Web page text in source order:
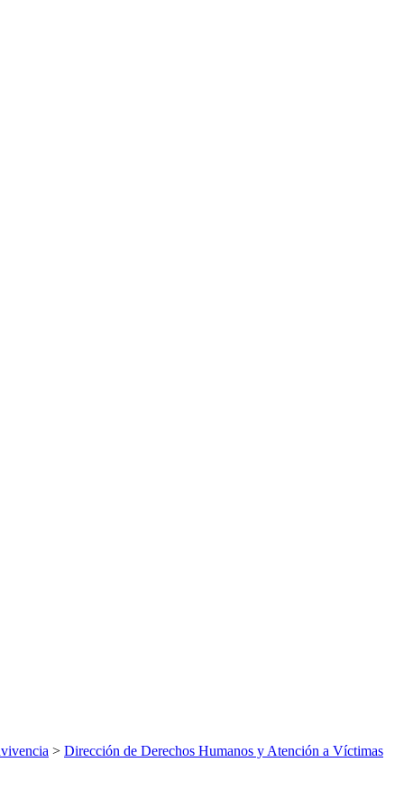
> Dirección de Derechos Humanos y Atención a Víctimas